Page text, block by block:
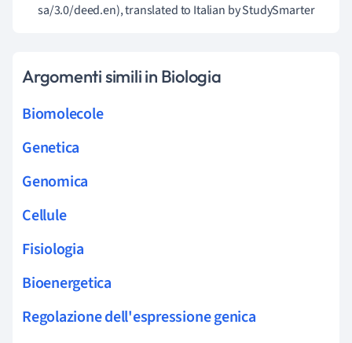
sa/3.0/deed.en), translated to Italian by StudySmarter
Argomenti simili in Biologia
Biomolecole
Genetica
Genomica
Cellule
Fisiologia
Bioenergetica
Regolazione dell'espressione genica